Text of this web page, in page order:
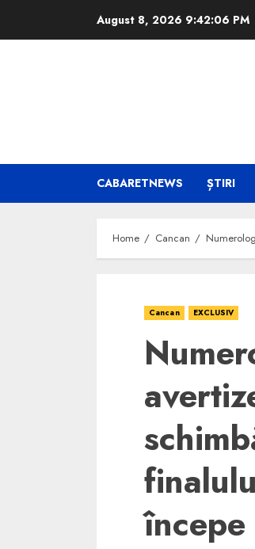
August 8, 2026 9:42:06 PM
CABARETNEWS ȘTIRI
Home Cancan
Cancan EXCLUSIV